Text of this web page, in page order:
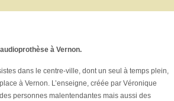
à Vernon.
dans le centre-ville, dont un seul à temps plein,
à Vernon. L’enseigne, créée par Véronique
personnes malentendantes mais aussi des